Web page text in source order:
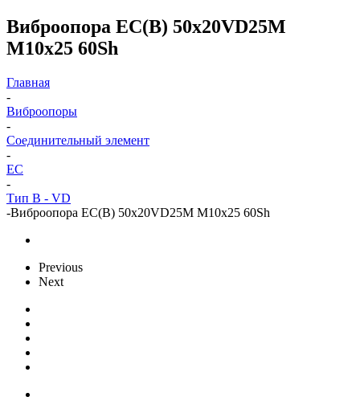
Виброопора EC(B) 50x20VD25M
M10x25 60Sh
Главная
-
Виброопоры
-
Cоединительный элемент
-
EC
-
Тип B - VD
-Виброопора EC(B) 50x20VD25M M10x25 60Sh
Previous
Next